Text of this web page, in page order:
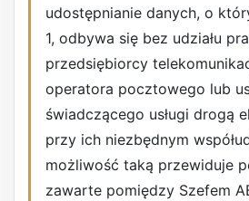
udostępnianie danych, o
1, odbywa się bez udziału
przedsiębiorcy
operatora pocztowego lub
świadczącego usługi drogą
przy ich niezbędnym
możliwość taką przewiduje
zawarte pomiędzy Szefem